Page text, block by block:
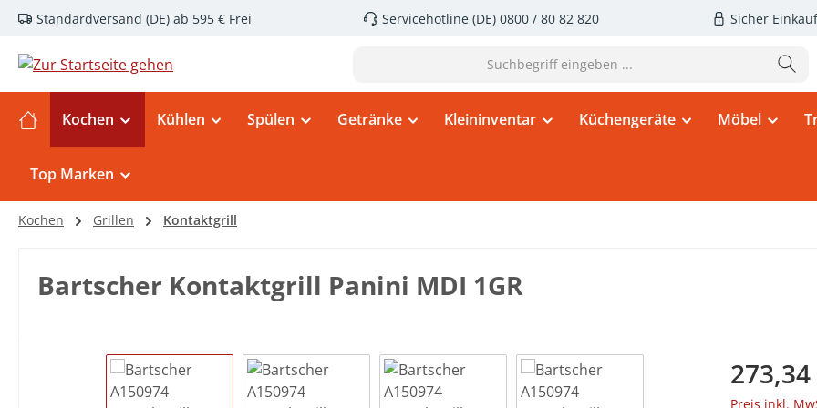
Hauptinhalt springen
Zur Suche springen
Zur Hauptnavigation springen
Standardversand (DE) ab 595 € Frei Servicehotline (DE) 0800 / 80 82 820 Sicher
Kochen Kühlen Spülen Getränke Kleininventar Küchengeräte Möbel
Top Marken
Kochen Grillen Kontaktgrill
Bartscher Kontaktgrill Panini MDI 1GR
Bildergalerie überspringen Regulärer
273,34
Preis inkl.